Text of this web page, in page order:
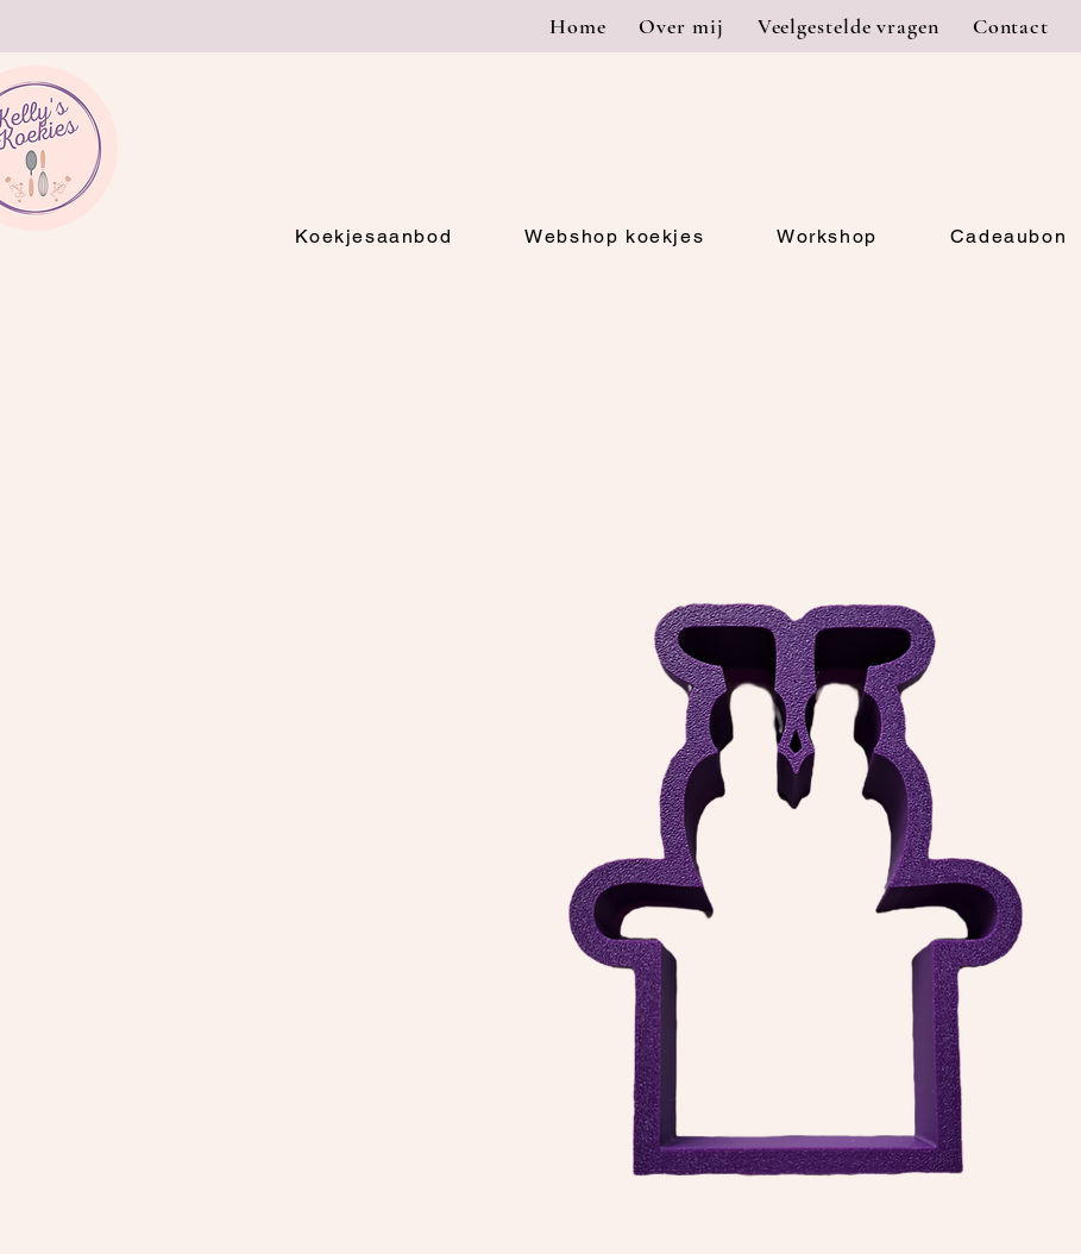
Home Over mij Veelgestelde vragen Contact
Koekjesaanbod Webshop koekjes Workshop Cadeaubon